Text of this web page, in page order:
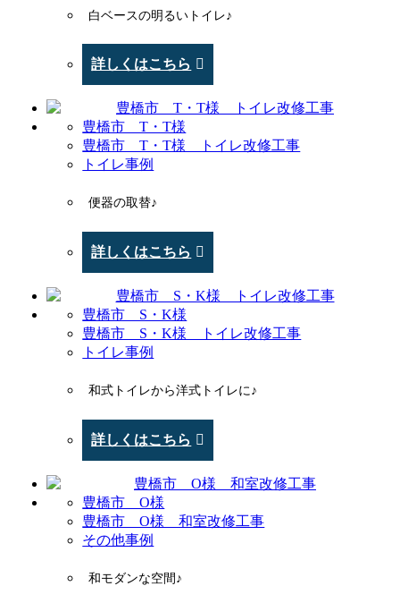
白ベースの明るいトイレ♪
詳しくはこちら
豊橋市 T・T様
豊橋市 T・T様 トイレ改修工事
トイレ事例
便器の取替♪
詳しくはこちら
豊橋市 S・K様
豊橋市 S・K様 トイレ改修工事
トイレ事例
和式トイレから洋式トイレに♪
詳しくはこちら
豊橋市 O様
豊橋市 O様 和室改修工事
その他事例
和モダンな空間♪